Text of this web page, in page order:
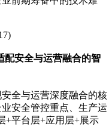
配安全与运营融合的智
全与运营深度融合的核
安全管控重点、生产运
+平台层+应用层+展示